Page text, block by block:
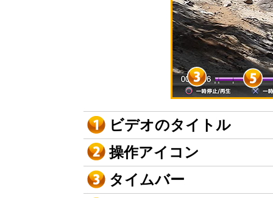
ビデオのタイトル
操作アイコン
タイムバー